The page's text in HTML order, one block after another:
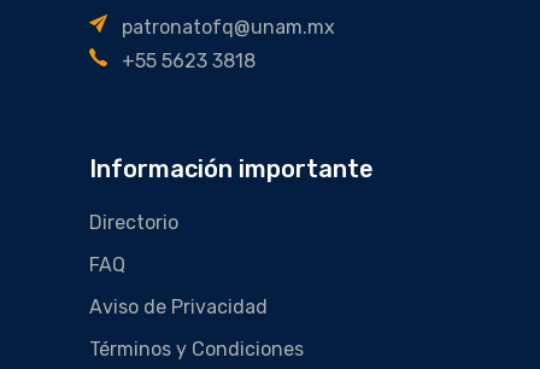
patronatofq@unam.mx
+55 5623 3818
Información importante
Directorio
FAQ
Aviso de Privacidad
Términos y Condiciones